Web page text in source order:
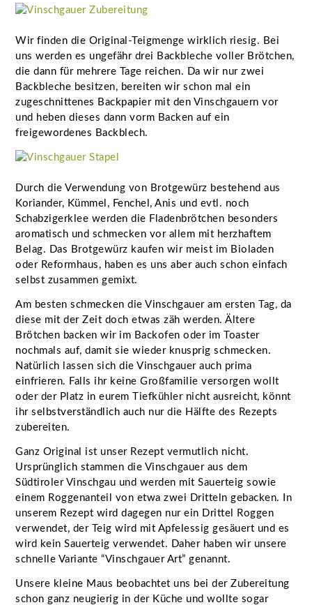
Wir finden die Original-Teigmenge wirklich riesig. Bei
uns werden es ungefähr drei Backbleche voller Brötchen,
die dann für mehrere Tage reichen. Da wir nur zwei
Backbleche besitzen, bereiten wir schon mal ein
zugeschnittenes Backpapier mit den Vinschgauern vor
und heben dieses dann vorm Backen auf ein
freigewordenes Backblech.
Durch die Verwendung von Brotgewürz bestehend aus
Koriander, Kümmel, Fenchel, Anis und evtl. noch
Schabzigerklee werden die Fladenbrötchen besonders
aromatisch und schmecken vor allem mit herzhaftem
Belag. Das Brotgewürz kaufen wir meist im Bioladen
oder Reformhaus, haben es uns aber auch schon einfach
selbst zusammen gemixt.
Am besten schmecken die Vinschgauer am ersten Tag, da
diese mit der Zeit doch etwas zäh werden. Ältere
Brötchen backen wir im Backofen oder im Toaster
nochmals auf, damit sie wieder knusprig schmecken.
Natürlich lassen sich die Vinschgauer auch prima
einfrieren. Falls ihr keine Großfamilie versorgen wollt
oder der Platz in eurem Tiefkühler nicht ausreicht, könnt
ihr selbstverständlich auch nur die Hälfte des Rezepts
zubereiten.
Ganz Original ist unser Rezept vermutlich nicht.
Ursprünglich stammen die Vinschgauer aus dem
Südtiroler Vinschgau und werden mit Sauerteig sowie
einem Roggenanteil von etwa zwei Dritteln gebacken. In
unserem Rezept wird dagegen nur ein Drittel Roggen
verwendet, der Teig wird mit Apfelessig gesäuert und es
wird kein Sauerteig verwendet. Daher haben wir unsere
schnelle Variante “Vinschgauer Art” genannt.
Unsere kleine Maus beobachtet uns bei der Zubereitung
schon ganz neugierig in der Küche und wollte sogar